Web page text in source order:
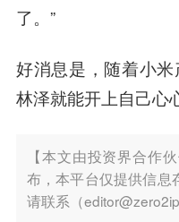
了。”
好消息是，随着小米
林泽就能开上自己心
【本文由投资界合作
布，本平台仅提供信息
请联系（